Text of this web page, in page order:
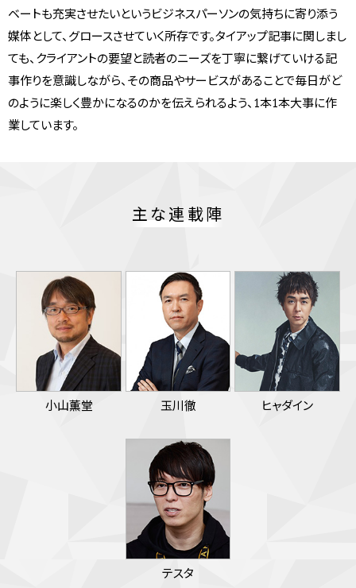
ベートも充実させたいというビジネスパーソンの気持ちに寄り添う
媒体として、グロースさせていく所存です。タイアップ記事に関しまし
ても、クライアントの要望と読者のニーズを丁寧に繋げていける記
事作りを意識しながら、その商品やサービスがあることで毎日がど
のように楽しく豊かになるのかを伝えられるよう、1本1本大事に作
業しています。
主な連載陣
小山薫堂 玉川徹 ヒャダイン
テスタ